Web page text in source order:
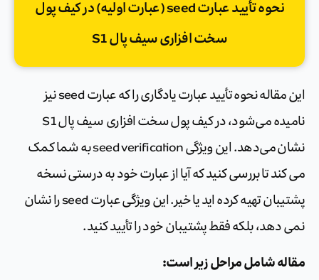
نحوه تأیید عبارت seed (عبارت اولیه) در کیف پول
سخت افزاری سیف پال S1
این مقاله نحوه تأیید عبارت یادگاری را که عبارت seed نیز
نامیده می‌شود، در کیف پول سخت افزاری سیف پال S1
نشان می‌دهد. این ویژگی seed verification به شما کمک
می کند تا بررسی کنید که آیا از عبارت خود به درستی نسخه
پشتیبان تهیه کرده اید یا خیر. این ویژگی عبارت seed را نشان
نمی دهد، بلکه فقط پشتیبان خود را تأیید کنید.
مقاله شامل مراحل زیر است: